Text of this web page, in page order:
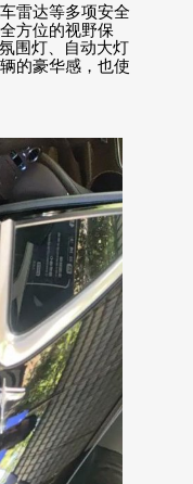
雷达等多项安全
方位的视野保
围灯、自动大灯
的豪华感，也使